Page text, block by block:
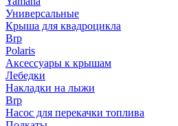
Универсальные
Крыша для квадроцикла
Brp
Polaris
Аксессуары к крышам
Лебедки
Накладки на лыжи
Brp
Насос для перекачки топлива